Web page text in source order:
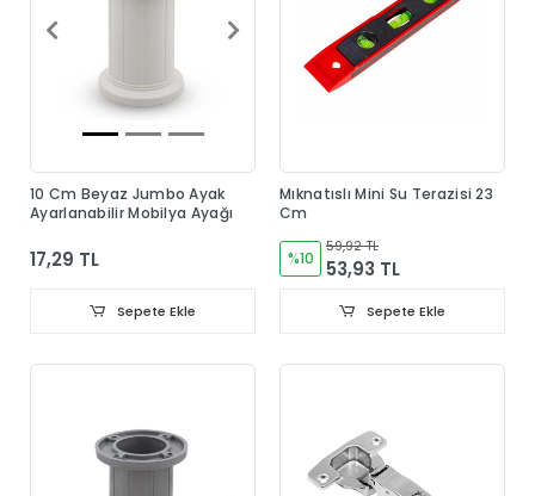
10 Cm Beyaz Jumbo Ayak
Ayarlanabilir Mobilya Ayağı
17,29 TL
Sepete Ekle
Mıknatıslı Mini Su Terazisi 23
Cm
%10
59,92 TL
53,93 TL
Sepete Ekle